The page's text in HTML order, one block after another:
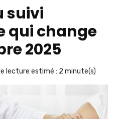
suivi
qui change
2025
lecture estimé : 2 minute(s)